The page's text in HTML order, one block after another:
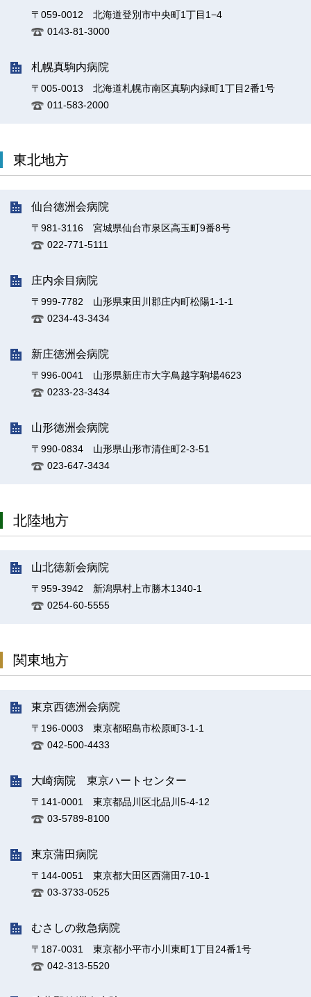
〒059-0012 北海道登別市中央町1丁目1−4
0143-81-3000
札幌真駒内病院
〒005-0013 北海道札幌市南区真駒内緑町1丁目2番1号
011-583-2000
東北地方
仙台徳洲会病院
〒981-3116 宮城県仙台市泉区高玉町9番8号
022-771-5111
庄内余目病院
〒999-7782 山形県東田川郡庄内町松陽1-1-1
0234-43-3434
新庄徳洲会病院
〒996-0041 山形県新庄市大字鳥越字駒場4623
0233-23-3434
山形徳洲会病院
〒990-0834 山形県山形市清住町2-3-51
023-647-3434
北陸地方
山北徳新会病院
〒959-3942 新潟県村上市勝木1340-1
0254-60-5555
関東地方
東京西徳洲会病院
〒196-0003 東京都昭島市松原町3-1-1
042-500-4433
大崎病院 東京ハートセンター
〒141-0001 東京都品川区北品川5-4-12
03-5789-8100
東京蒲田病院
〒144-0051 東京都大田区西蒲田7-10-1
03-3733-0525
むさしの救急病院
〒187-0031 東京都小平市小川東町1丁目24番1号
042-313-5520